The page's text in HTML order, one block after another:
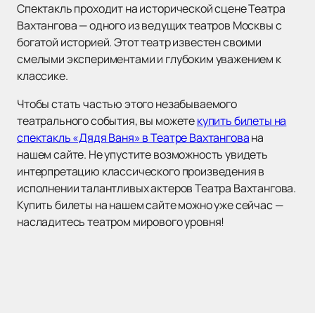
Спектакль проходит на исторической сцене Театра
Вахтангова — одного из ведущих театров Москвы с
богатой историей. Этот театр известен своими
смелыми экспериментами и глубоким уважением к
классике.
Чтобы стать частью этого незабываемого
театрального события, вы можетекупить билеты на
спектакль «Дядя Ваня» в Театре Вахтангована
нашем сайте. Не упустите возможность увидеть
интерпретацию классического произведения в
исполнении талантливых актеров Театра Вахтангова.
Купить билеты на нашем сайте можно уже сейчас —
насладитесь театром мирового уровня!